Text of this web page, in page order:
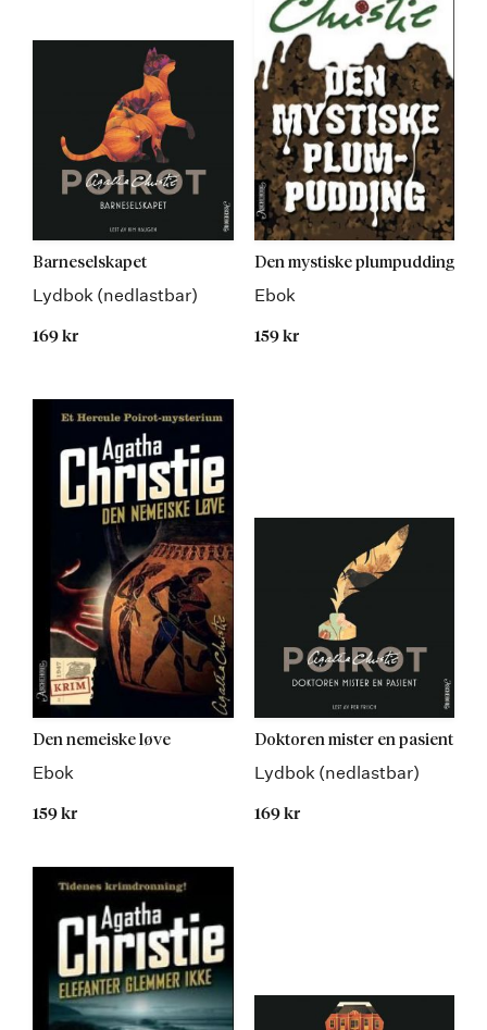
Barneselskapet
Lydbok (nedlastbar)
169 kr
Den mystiske plumpudding
Ebok
159 kr
Den nemeiske løve
Ebok
159 kr
Doktoren mister en pasient
Lydbok (nedlastbar)
169 kr